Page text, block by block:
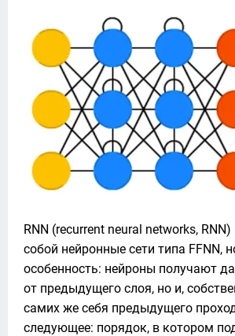
RNN (recurrent neural networks,
собой нейронные сети типа FFNN,
особенность: нейроны получают
от предыдущего слоя, но и,
самих же себя предыдущего
следующее: порядок, в котором